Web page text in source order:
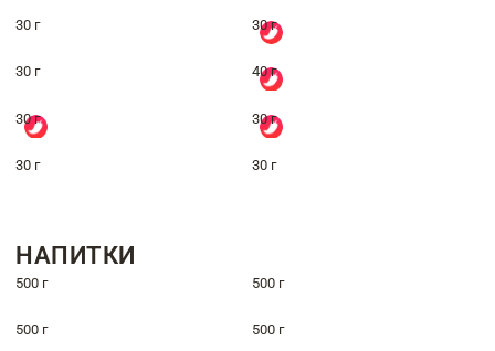
30 г 30 г
30 г 40 г
30 г 30 г
30 г 30 г
НАПИТКИ
500 г 500 г
500 г 500 г